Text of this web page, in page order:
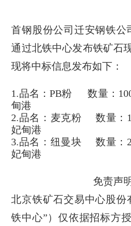
首钢股份公司迁安钢铁公
通过北铁中心发布铁矿石
现将中标信息发布如下：
1.品名：PB粉数量：
甸港
2.品名：麦克粉 数量：
妃甸港
3.品名：纽曼块 数量：
妃甸港
免责声
北京铁矿石交易中心股份
铁中心”）仅依据招标方